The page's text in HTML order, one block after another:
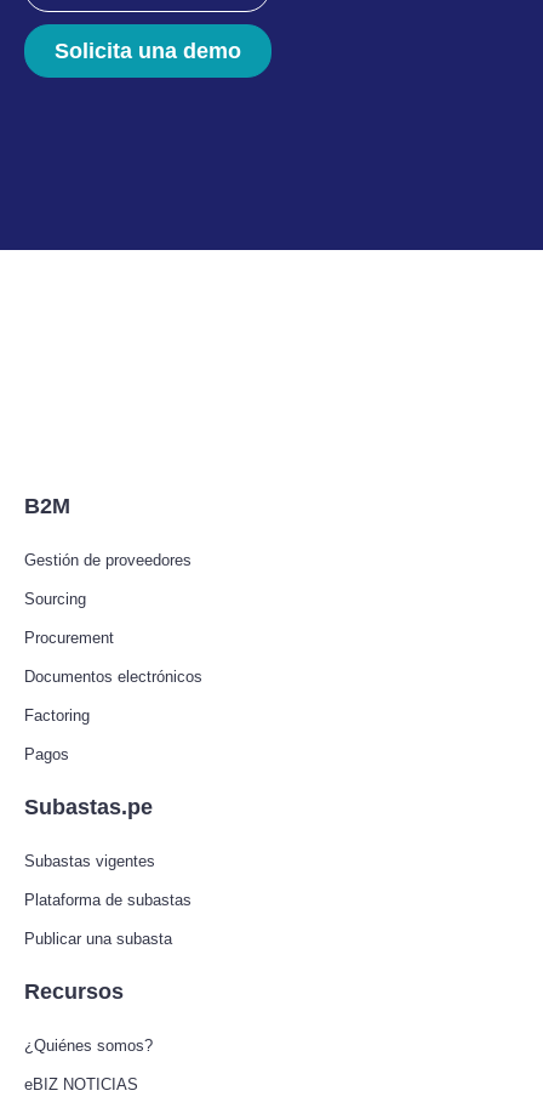
Solicita una demo
B2M
Gestión de proveedores
Sourcing
Procurement
Documentos electrónicos
Factoring
Pagos
Subastas.pe
Subastas vigentes
Plataforma de subastas
Publicar una subasta
Recursos
¿Quiénes somos?
eBIZ NOTICIAS